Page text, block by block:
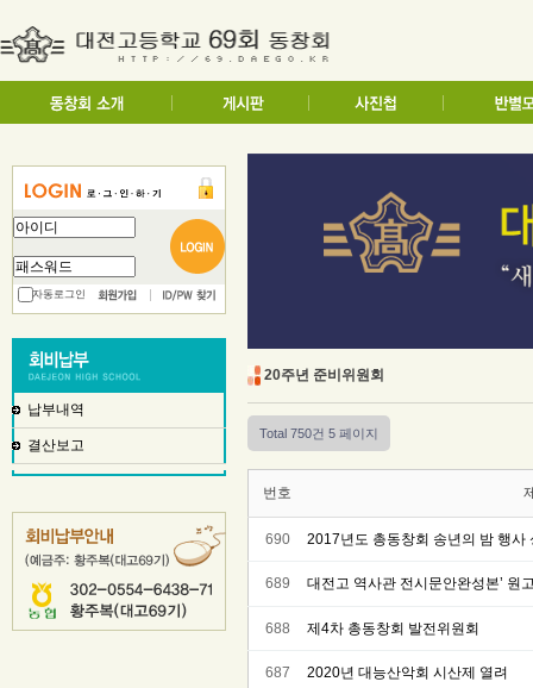
자동로그인
납부내역
결산보고
20주년 준비위원회
Total 750건 5 페이지
번호
690 2017년도 총동창회 송년의 밤 행사
689 대전고 역사관 전시문안완성본’ 원
688 제4차 총동창회 발전위원회
687 2020년 대능산악회 시산제 열려